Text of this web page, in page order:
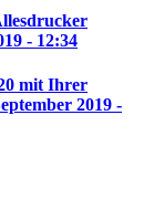
- 12:34
mit Ihrer
2019 -